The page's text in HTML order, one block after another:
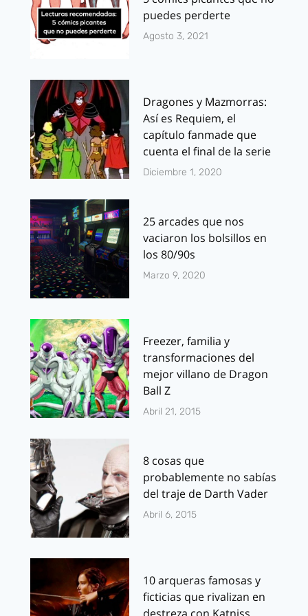
puedes perderte
Agosto 3, 2021
Dragones y Mazmorras:
Así es Requiem, el
capítulo fanmade que
cuenta el final de la serie
Diciembre 1, 2020
25 arcades que nos
vaciaron los bolsillos en
los 80/90s
Marzo 9, 2020
Freezer, familia y
transformaciones del
mejor villano de Dragon
Ball Z
Abril 21, 2015
8 cosas que
probablemente no sabías
del traje de Darth Vader
Abril 6, 2015
10 arqueras famosas y
ficticias que rivalizan en